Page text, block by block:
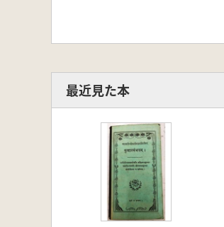
最近見た本